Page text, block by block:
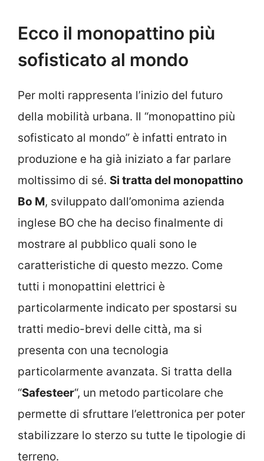
Ecco il monopattino più
sofisticato al mondo
Per molti rappresenta l’inizio del futuro
della mobilità urbana. Il “monopattino più
sofisticato al mondo” è infatti entrato in
produzione e ha già iniziato a far parlare
moltissimo di sé. Si tratta del monopattino
Bo M, sviluppato dall’omonima azienda
inglese BO che ha deciso finalmente di
mostrare al pubblico quali sono le
caratteristiche di questo mezzo. Come
tutti i monopattini elettrici è
particolarmente indicato per spostarsi su
tratti medio-brevi delle città, ma si
presenta con una tecnologia
particolarmente avanzata. Si tratta della
“Safesteer“, un metodo particolare che
permette di sfruttare l’elettronica per poter
stabilizzare lo sterzo su tutte le tipologie di
terreno.